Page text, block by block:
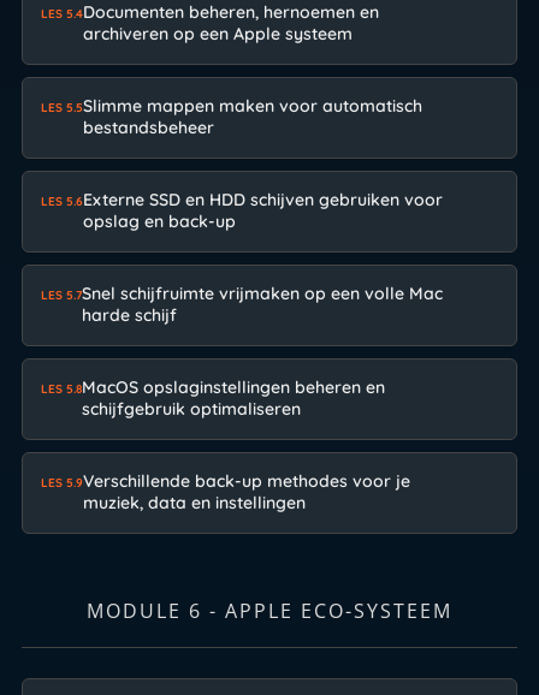
LES 5.4Documenten beheren, hernoemen en
archiveren op een Apple systeem
LES 5.5Slimme mappen maken voor automatisch
bestandsbeheer
LES 5.6Externe SSD en HDD schijven gebruiken voor
opslag en back-up
LES 5.7Snel schijfruimte vrijmaken op een volle Mac
harde schijf
LES 5.8MacOS opslaginstellingen beheren en
schijfgebruik optimaliseren
LES 5.9Verschillende back-up methodes voor je
muziek, data en instellingen
MODULE 6 - APPLE ECO-SYSTEEM